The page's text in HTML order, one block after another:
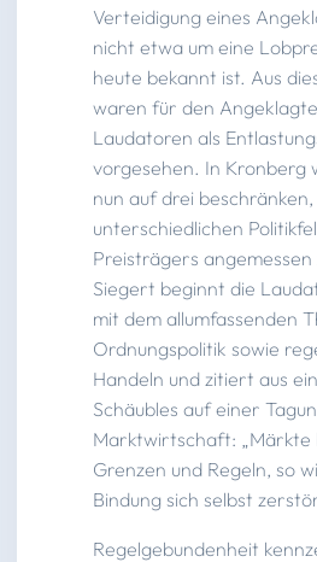
Verteidigung eines
nicht etwa um eine
heute bekannt ist. Aus
waren für den
Laudatoren als
vorgesehen. In Kronberg
nun auf drei beschränken,
unterschiedlichen
Preisträgers angemessen
Siegert beginnt die
mit dem allumfassenden
Ordnungspolitik sowie
Handeln und zitiert aus
Schäubles auf einer
Marktwirtschaft: „Märkte
Grenzen und Regeln, so
Bindung sich selbst
Regelgebundenheit